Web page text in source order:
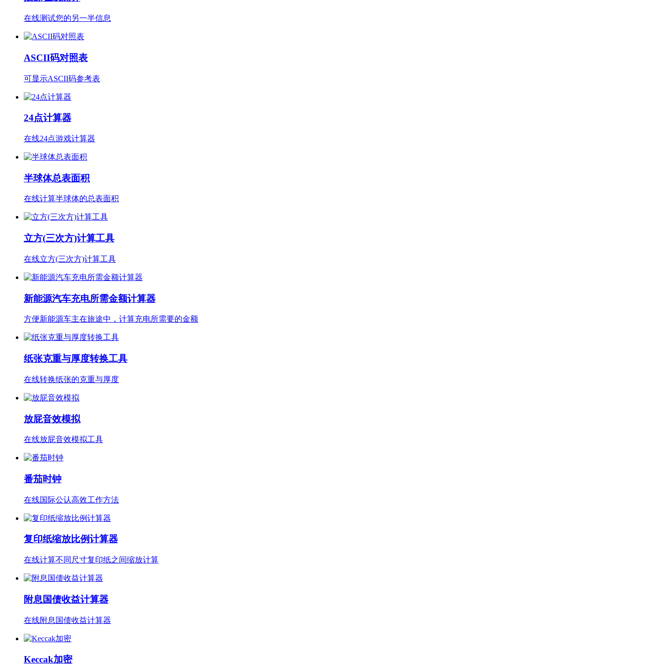
在线测试您的另一半信息
ASCII码对照表
可显示ASCII码参考表
24点计算器
在线24点游戏计算器
半球体总表面积
在线计算半球体的总表面积
立方(三次方)计算工具
在线立方(三次方)计算工具
新能源汽车充电所需金额计算器
方便新能源车主在旅途中，计算充电所需要的金额
纸张克重与厚度转换工具
在线转换纸张的克重与厚度
放屁音效模拟
在线放屁音效模拟工具
番茄时钟
在线国际公认高效工作方法
复印纸缩放比例计算器
在线计算不同尺寸复印纸之间缩放计算
附息国债收益计算器
在线附息国债收益计算器
Keccak加密